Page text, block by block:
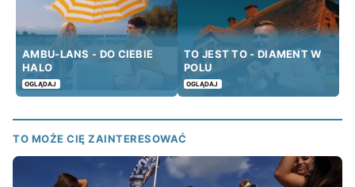
AMBU-LANS - DO CIEBIE
HALO
OGLĄDAJ
TO JEST TO - DIAMENT W
POLU
OGLĄDAJ
TO MOŻE CIĘ ZAINTERESOWAĆ